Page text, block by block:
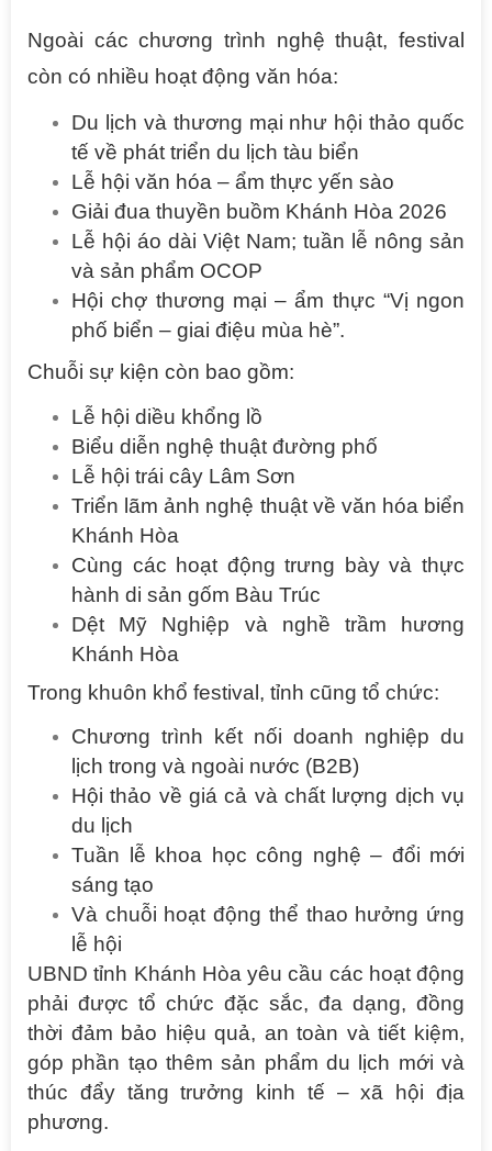
Ngoài các chương trình nghệ thuật, festival
còn có nhiều hoạt động văn hóa:
Du lịch và thương mại như hội thảo quốc
tế về phát triển du lịch tàu biển
Lễ hội văn hóa – ẩm thực yến sào
Giải đua thuyền buồm Khánh Hòa 2026
Lễ hội áo dài Việt Nam; tuần lễ nông sản
và sản phẩm OCOP
Hội chợ thương mại – ẩm thực “Vị ngon
phố biển – giai điệu mùa hè”.
Chuỗi sự kiện còn bao gồm:
Lễ hội diều khổng lồ
Biểu diễn nghệ thuật đường phố
Lễ hội trái cây Lâm Sơn
Triển lãm ảnh nghệ thuật về văn hóa biển
Khánh Hòa
Cùng các hoạt động trưng bày và thực
hành di sản gốm Bàu Trúc
Dệt Mỹ Nghiệp và nghề trầm hương
Khánh Hòa
Trong khuôn khổ festival, tỉnh cũng tổ chức:
Chương trình kết nối doanh nghiệp du
lịch trong và ngoài nước (B2B)
Hội thảo về giá cả và chất lượng dịch vụ
du lịch
Tuần lễ khoa học công nghệ – đổi mới
sáng tạo
Và chuỗi hoạt động thể thao hưởng ứng
lễ hội
UBND tỉnh Khánh Hòa yêu cầu các hoạt động
phải được tổ chức đặc sắc, đa dạng, đồng
thời đảm bảo hiệu quả, an toàn và tiết kiệm,
góp phần tạo thêm sản phẩm du lịch mới và
thúc đẩy tăng trưởng kinh tế – xã hội địa
phương.